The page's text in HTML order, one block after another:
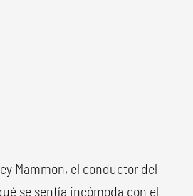
Mammon, el conductor del
se sentía incómoda con el